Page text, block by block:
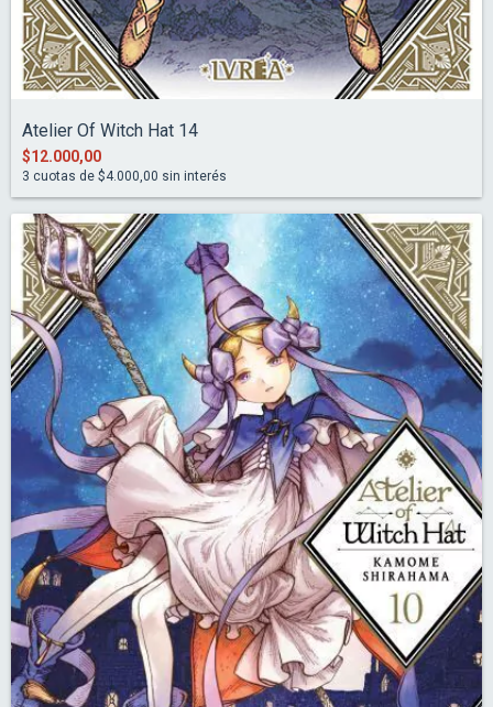
Atelier Of Witch Hat 14
$12.000,00
3 cuotas de $4.000,00 sin interés